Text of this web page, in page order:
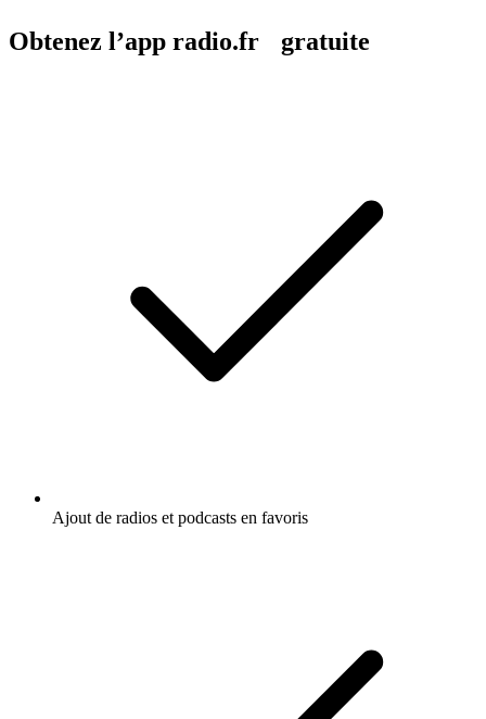
Obtenez l’app radio.fr gratuite
Ajout de radios et podcasts en favoris